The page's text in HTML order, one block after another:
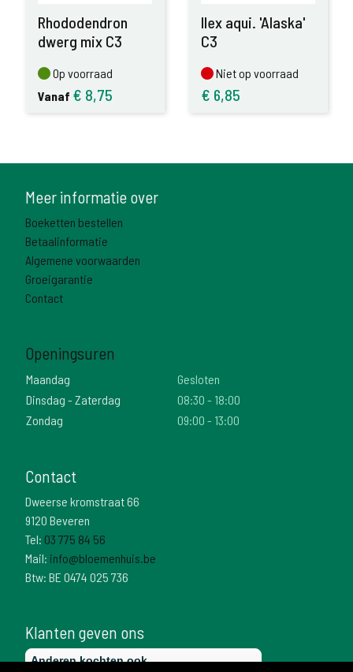
Rhododendron
dwerg mix C3
Op voorraad
Op voorraad
Vanaf € 8,75
Ilex aqui. 'Alaska'
C3
Niet op voorraad
Niet op voorraad
€ 6,85
Meer informatie over
Boeketten bestellen
Betaalinformatie
Algemene voorwaarden
Groeigarantie
Contact
Openingsuren
Maandag
Gesloten
Dinsdag - Zaterdag
08:30 - 18:00
Zondag
09:00 - 13:00
Contact
Dweerse kromstraat 66
9120 Beveren
Tel: 03 775 84 56
Mail: info@bloemenhuis.be
Btw: BE 0474 025 736
Klanten geven ons